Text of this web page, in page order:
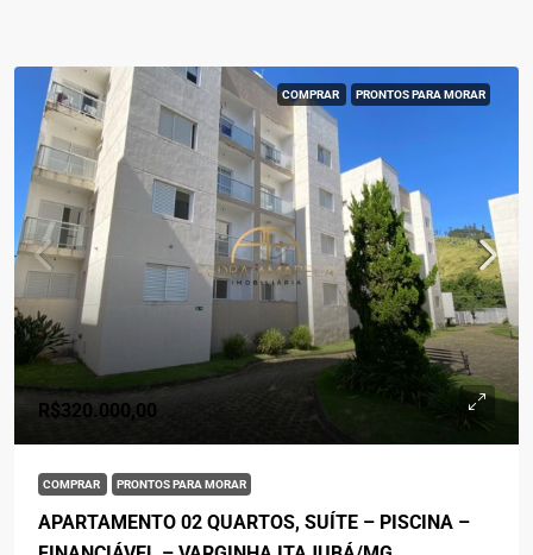
COMPRAR PRONTOS PARA MORAR
R$320.000,00
COMPRAR PRONTOS PARA MORAR
APARTAMENTO 02 QUARTOS, SUÍTE – PISCINA –